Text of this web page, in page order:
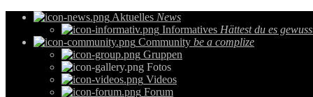
Aktuelles News
Informatives Hättest du es
Community be a complize
Gruppen
Fotos
Videos
Forum